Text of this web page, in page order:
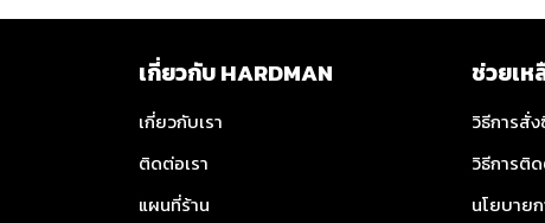
Hammer Drill/Drivers
MILWAUKEE M12™
Drill/Drivers
MILWAUKEE M18™
Cordless Hammer
MILWAUKEE Cordless
Cordless Drill/Driver
Magnetic Drill Press
MILWAUKEE M12™
Cordless Magnetic Drill
MILWAUKEE Impact
Impact Driver
Rotary Hammer
พัดลม
เครื่องชงกาแฟ
สว่านไร้สาย
สว่านไร้สาย PUMPKIN
เกี่ยวกับ HARDMAN
เกี่ยวกับเรา
ติดต่อเรา
แผนที่ร้าน
ช่วยเห
วิธีการสั่
วิธีการติ
นโยบาย